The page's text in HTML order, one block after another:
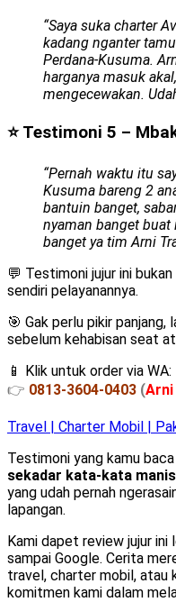
“Saya suka charter
kadang nganter
Perdana-Kusuma.
harganya masuk
mengecewakan.
⭐ Testimoni 5 –
“Pernah waktu itu
Kusuma bareng 2
bantuin banget,
nyaman banget buat
banget ya tim Arni
💬 Testimoni jujur ini
sendiri pelayanannya.
🎯 Gak perlu pikir panjang,
sebelum kehabisan seat
📱 Klik untuk order via WA:
👉 0813-3604-0403 (
Travel | Charter Mobil |
Testimoni yang kamu baca
sekadar kata-kata
yang udah pernah
lapangan.
Kami dapet review jujur
sampai Google. Cerita
travel, charter mobil, atau
komitmen kami dalam